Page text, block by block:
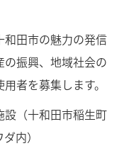
田市の魅力の発信
振興、地域社会の
者を募集します。
設（十和田市稲生町
内）